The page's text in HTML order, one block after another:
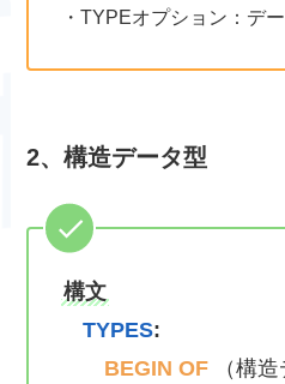
・TYPEオプション：デ
2、構造データ型
構文
TYPES:
BEGIN OF （構